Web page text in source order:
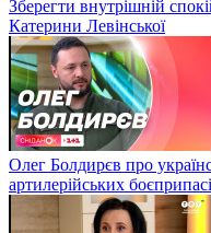
Зберегти внутрішній
Катерини Левінської
Олег Болдирєв про
артилерійських